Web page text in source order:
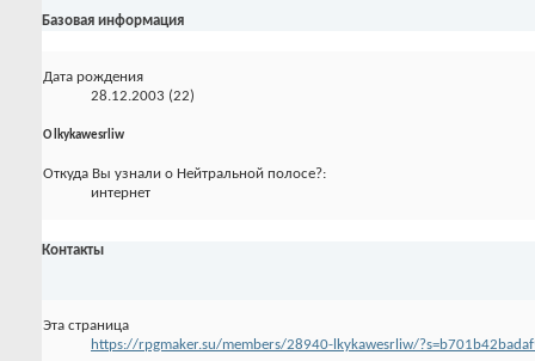
Базовая информация
Дата рождения
28.12.2003 (22)
О lkykawesrliw
Откуда Вы узнали о Нейтральной полосе?:
интернет
Контакты
Эта страница
https://rpgmaker.su/members/28940-lkykawesrliw/